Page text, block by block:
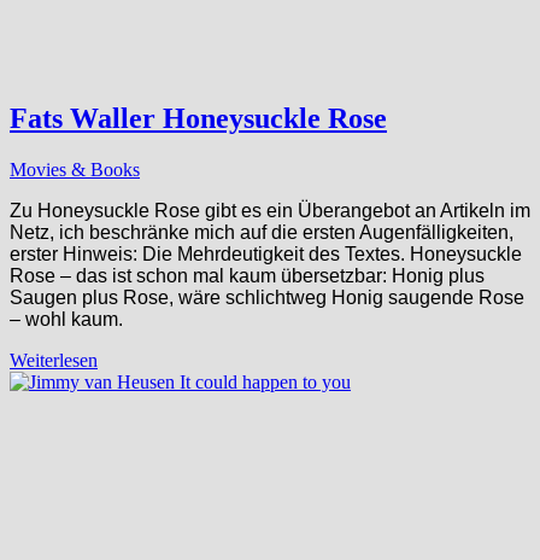
Fats Waller Honeysuckle Rose
Movies & Books
Zu Honeysuckle Rose gibt es ein Überangebot an Artikeln im
Netz, ich beschränke mich auf die ersten Augenfälligkeiten,
erster Hinweis: Die Mehrdeutigkeit des Textes. Honeysuckle
Rose – das ist schon mal kaum übersetzbar: Honig plus
Saugen plus Rose, wäre schlichtweg Honig saugende Rose
– wohl kaum.
Weiterlesen